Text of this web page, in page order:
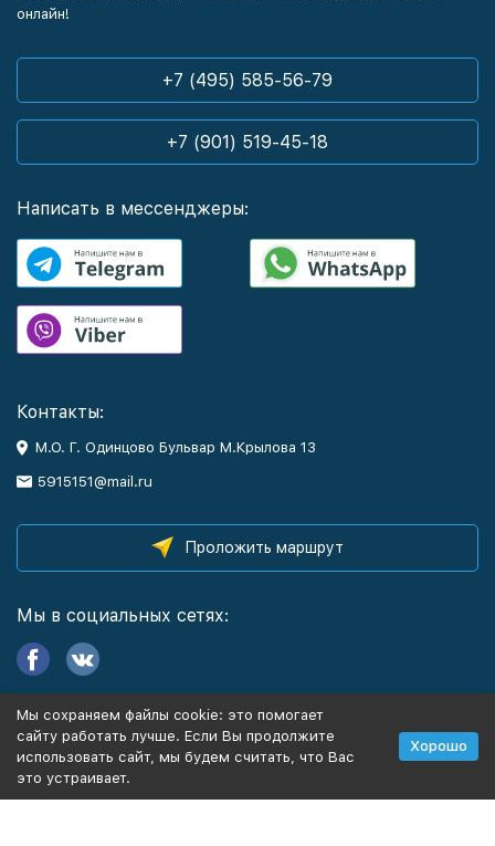
онлайн!
+7 (495) 585-56-79
+7 (901) 519-45-18
Написать в мессенджеры:
Контакты:
М.О. Г. Одинцово Бульвар М.Крылова 13
5915151@mail.ru
Проложить маршрут
Мы в социальных сетях:
Информация
Политика персональных данных
Мы сохраняем файлы cookie: это помогает
сайту работать лучше. Если Вы продолжите
использовать сайт, мы будем считать, что Вас
это устраивает.
Хорошо